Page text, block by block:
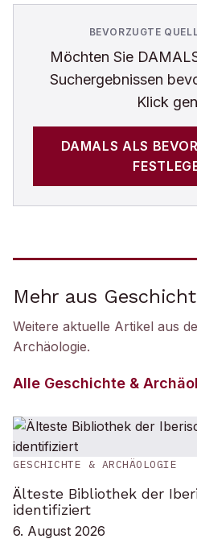
BEVORZUGTE
Möchten Sie
Suchergebnissen
Klick
DAMALS ALS
Mehr aus
Weitere aktuelle Artikel aus
Archäologie.
Alle Geschichte &
GESCHICHTE & ARCHÄOLOGIE
Älteste Bibliothek der
identifiziert
6. August 2026